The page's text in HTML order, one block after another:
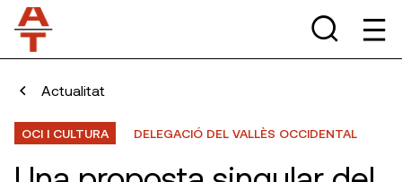
Actualitat
OCI I CULTURA DELEGACIÓ DEL VALLÈS OCCIDENTAL